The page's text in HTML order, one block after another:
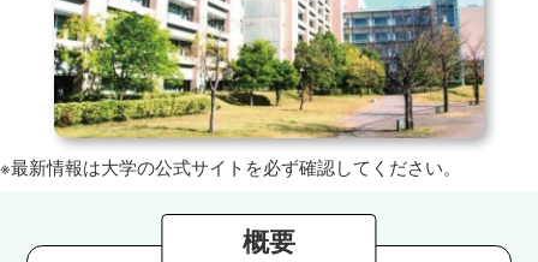
※最新情報は大学の公式サイトを必ず確認してください。
概要